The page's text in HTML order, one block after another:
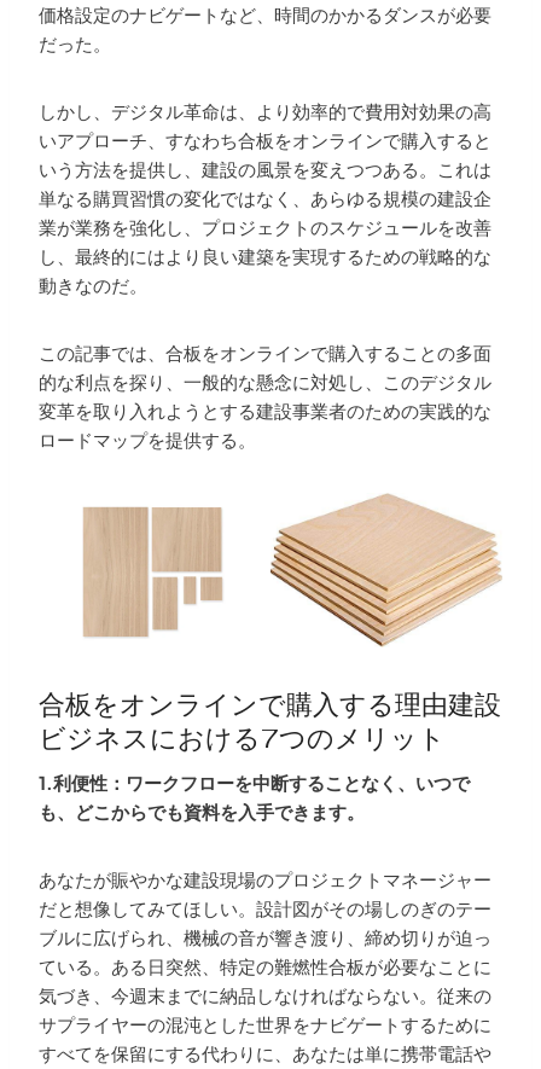
価格設定のナビゲートなど、時間のかかるダンスが必要
だった。
しかし、デジタル革命は、より効率的で費用対効果の高
いアプローチ、すなわち合板をオンラインで購入すると
いう方法を提供し、建設の風景を変えつつある。これは
単なる購買習慣の変化ではなく、あらゆる規模の建設企
業が業務を強化し、プロジェクトのスケジュールを改善
し、最終的にはより良い建築を実現するための戦略的な
動きなのだ。
この記事では、合板をオンラインで購入することの多面
的な利点を探り、一般的な懸念に対処し、このデジタル
変革を取り入れようとする建設事業者のための実践的な
ロードマップを提供する。
合板をオンラインで購入する理由建設
ビジネスにおける7つのメリット
1.利便性：ワークフローを中断することなく、いつで
も、どこからでも資料を入手できます。
あなたが賑やかな建設現場のプロジェクトマネージャー
だと想像してみてほしい。設計図がその場しのぎのテー
ブルに広げられ、機械の音が響き渡り、締め切りが迫っ
ている。ある日突然、特定の難燃性合板が必要なことに
気づき、今週末までに納品しなければならない。従来の
サプライヤーの混沌とした世界をナビゲートするために
すべてを保留にする代わりに、あなたは単に携帯電話や